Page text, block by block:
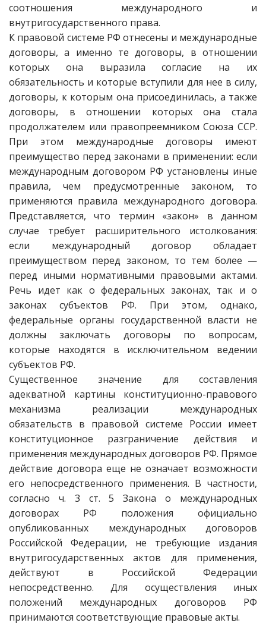
соотношения международного и
внутригосударственного права.
К правовой системе РФ отнесены и международные
договоры, а именно те договоры, в отношении
которых она выразила согласие на их
обязательность и которые вступили для нее в силу,
договоры, к которым она присоединилась, а также
договоры, в отношении которых она стала
продолжателем или правопреемником Союза ССР.
При этом международные договоры имеют
преимущество перед законами в применении: если
международным договором РФ установлены иные
правила, чем предусмотренные законом, то
применяются правила международного договора.
Представляется, что термин «закон» в данном
случае требует расширительного истолкования:
если международный договор обладает
преимуществом перед законом, то тем более —
перед иными нормативными правовыми актами.
Речь идет как о федеральных законах, так и о
законах субъектов РФ. При этом, однако,
федеральные органы государственной власти не
должны заключать договоры по вопросам,
которые находятся в исключительном ведении
субъектов РФ.
Существенное значение для составления
адекватной картины конституционно-правового
механизма реализации международных
обязательств в правовой системе России имеет
конституционное разграничение действия и
применения международных договоров РФ. Прямое
действие договора еще не означает возможности
его непосредственного применения. В частности,
согласно ч. 3 ст. 5 Закона о международных
договорах РФ положения официально
опубликованных международных договоров
Российской Федерации, не требующие издания
внутригосударственных актов для применения,
действуют в Российской Федерации
непосредственно. Для осуществления иных
положений международных договоров РФ
принимаются соответствующие правовые акты.